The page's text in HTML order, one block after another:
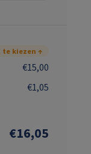
te kiezen ↑
€15,00
€1,05
€16,05